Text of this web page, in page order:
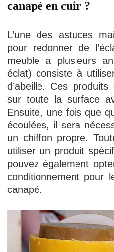
canapé en cuir ?
L’une des astuces
pour redonner de
meuble a plusieurs
éclat) consiste à
d’abeille. Ces
sur toute la surface
Ensuite, une fois que
écoulées, il sera
un chiffon propre.
utiliser un produit
pouvez également
conditionnement pour
canapé.